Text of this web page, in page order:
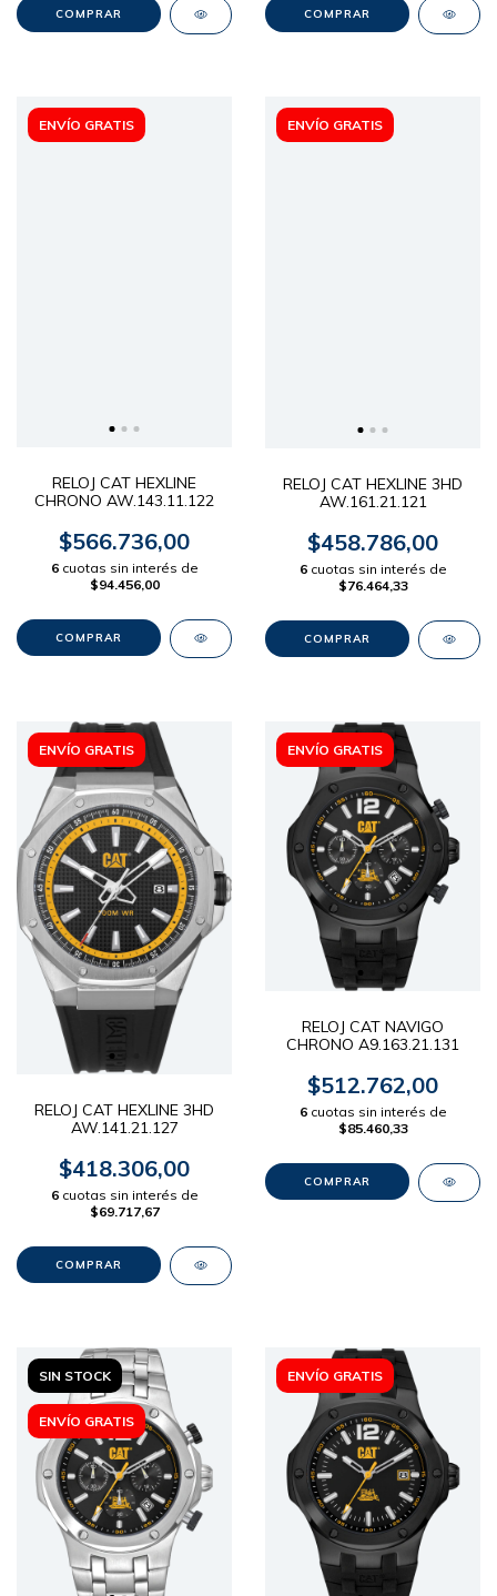
ENVÍO GRATIS
RELOJ CAT HEXLINE
CHRONO AW.143.11.122
$566.736,00
6 cuotas sin interés de
$94.456,00
ENVÍO GRATIS
RELOJ CAT HEXLINE 3HD
AW.161.21.121
$458.786,00
6 cuotas sin interés de
$76.464,33
ENVÍO GRATIS
RELOJ CAT HEXLINE 3HD
AW.141.21.127
$418.306,00
6 cuotas sin interés de
$69.717,67
ENVÍO GRATIS
RELOJ CAT NAVIGO
CHRONO A9.163.21.131
$512.762,00
6 cuotas sin interés de
$85.460,33
SIN STOCK
ENVÍO GRATIS
ENVÍO GRATIS